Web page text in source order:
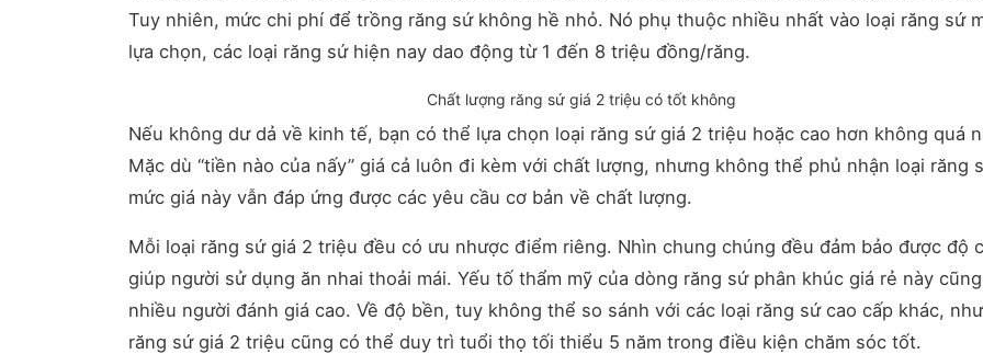
Tuy nhiên, mức chi phí để trồng răng sứ không hề nhỏ. Nó phụ thuộc nhiều nhất vào loại răng sứ
lựa chọn, các loại răng sứ hiện nay dao động từ 1 đến 8 triệu đồng/răng.
Chất lượng răng sứ giá 2 triệu có tốt không
Nếu không dư dả về kinh tế, bạn có thể lựa chọn loại răng sứ giá 2 triệu hoặc cao hơn không quá
Mặc dù “tiền nào của nấy” giá cả luôn đi kèm với chất lượng, nhưng không thể phủ nhận loại răng
mức giá này vẫn đáp ứng được các yêu cầu cơ bản về chất lượng.
Mỗi loại răng sứ giá 2 triệu đều có ưu nhược điểm riêng. Nhìn chung chúng đều đảm bảo được độ
giúp người sử dụng ăn nhai thoải mái. Yếu tố thẩm mỹ của dòng răng sứ phân khúc giá rẻ này
nhiều người đánh giá cao. Về độ bền, tuy không thể so sánh với các loại răng sứ cao cấp khác,
răng sứ giá 2 triệu cũng có thể duy trì tuổi thọ tối thiểu 5 năm trong điều kiện chăm sóc tốt.